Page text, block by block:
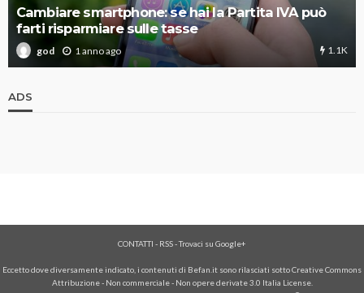
Cambiare smartphone: se hai la Partita IVA può
farti risparmiare sulle tasse
god 1 anno ago 1.1K
ADS
CONTATTI - RSS-Trovaci su Google+
Eccetto dove diversamente indicato, i contenuti di Befan.it sono rilasciati sotto Creative Commons
Attribuzione - Non commerciale - Non opere derivate 3.0 Italia License.